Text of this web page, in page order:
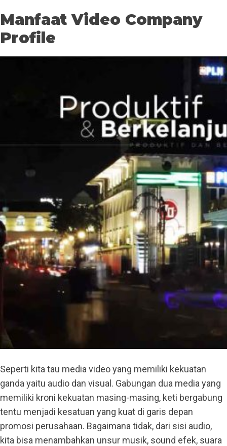
Manfaat Video Company
Profile
Seperti kita tau media video yang memiliki kekuatan
ganda yaitu audio dan visual. Gabungan dua media yang
memiliki kroni kekuatan masing-masing, keti bergabung
tentu menjadi kesatuan yang kuat di garis depan
promosi perusahaan. Bagaimana tidak, dari sisi audio,
kita bisa menambahkan unsur musik, sound efek, suara